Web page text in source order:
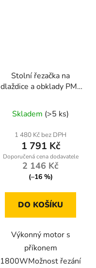
Stolní řezačka na
dlaždice a obklady PM-
Skladem (>5 ks)
1 480 Kč bez DPH
1 791 Kč
2 146 Kč
(–16 %)
DO KOŠÍKU
Výkonný motor s
příkonem
1800WMožnost řezání